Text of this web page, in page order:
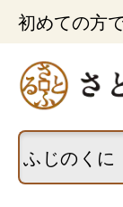
初めての方